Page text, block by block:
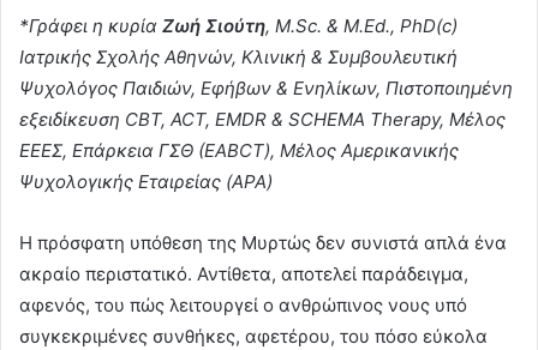
*Γράφει η κυρία Ζωή Σιούτη, M.Sc. & M.Ed., PhD(c)
Ιατρικής Σχολής Αθηνών, Κλινική & Συμβουλευτική
Ψυχολόγος Παιδιών, Εφήβων & Ενηλίκων, Πιστοποιημένη
εξειδίκευση CBT, ACT, EMDR & SCHEMA Therapy, Μέλος
ΕΕΕΣ, Επάρκεια ΓΣΘ (EABCT), Mέλος Αμερικανικής
Ψυχολογικής Εταιρείας (APA)
Η πρόσφατη υπόθεση της Μυρτώς δεν συνιστά απλά ένα
ακραίο περιστατικό. Αντίθετα, αποτελεί παράδειγμα,
αφενός, του πώς λειτουργεί ο ανθρώπινος νους υπό
συγκεκριμένες συνθήκες, αφετέρου, του πόσο εύκολα